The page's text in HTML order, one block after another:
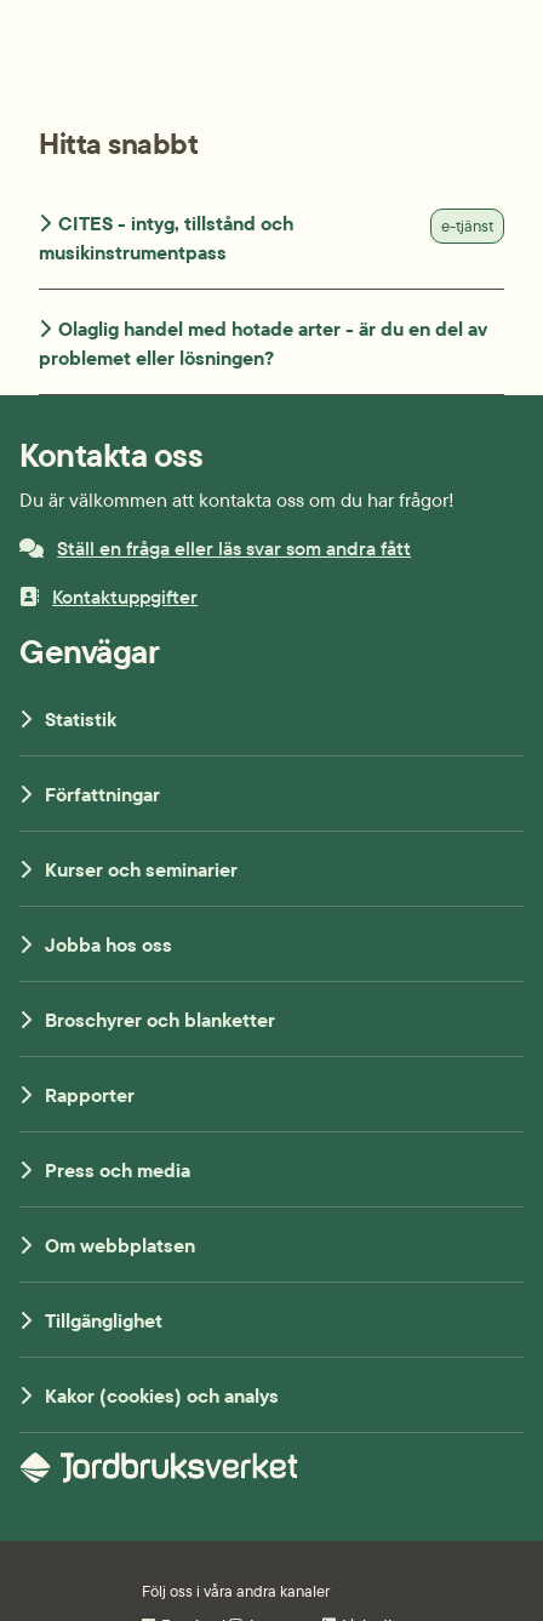
Hitta snabbt
CITES - intyg, tillstånd och
musikinstrumentpass
e-tjänst
Olaglig handel med hotade arter - är du en del av
problemet eller lösningen?
Kontakta oss
Du är välkommen att kontakta oss om du har frågor!
Ställ en fråga eller läs svar som andra fått
Kontaktuppgifter
Genvägar
Statistik
Författningar
Kurser och seminarier
Jobba hos oss
Broschyrer och blanketter
Rapporter
Press och media
Om webbplatsen
Tillgänglighet
Kakor (cookies) och analys
Följ oss i våra andra kanaler